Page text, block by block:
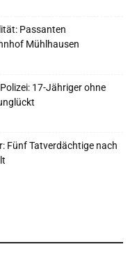
Passanten
Mühlhausen
17-Jähriger ohne
Fünf Tatverdächtige nach